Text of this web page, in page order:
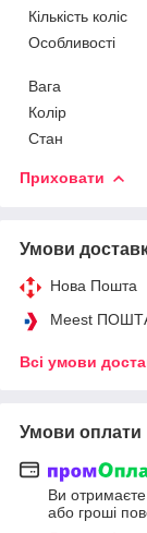
Кількість коліс
Особливості
Вага
Колір
Стан
Приховати
Умови
Нова Пошта
Meest
Всі умови
Умови оплати
Ви
або гроші